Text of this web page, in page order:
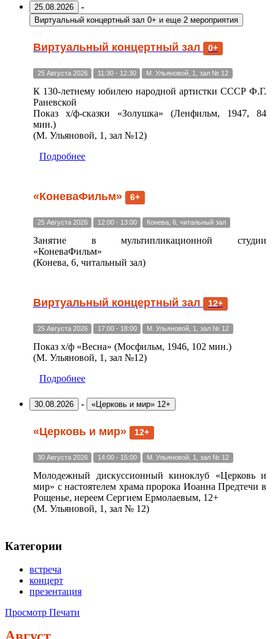
25.08.2026 -
Виртуальный концертный зал 0+ и еще 2 мероприятия
Виртуальный концертный зал 0+
25 Августа 2026 11:30 - 12:30 М. Ульяновой, 1, зал № 12
К 130-летнему юбилею народной артистки СССР Ф.Г.
Раневской
Показ х/ф-сказки «Золушка» (Ленфильм, 1947, 84
мин.)
(М. Ульяновой, 1, зал №12)
Подробнее
«КоневаФильм» 6+
25 Августа 2026 12:00 - 13:00 Конева, 6, читальный зал
Занятие в мультипликационной студии
«КоневаФильм»
(Конева, 6, читальный зал)
Виртуальный концертный зал 12+
25 Августа 2026 17:00 - 18:00 М. Ульяновой, 1, зал № 12
Показ х/ф «Весна» (Мосфильм, 1946, 102 мин.)
(М. Ульяновой, 1, зал №12)
Подробнее
30.08.2026 - «Церковь и мир» 12+
«Церковь и мир» 12+
30 Августа 2026 14:00 - 15:00 М. Ульяновой, 1, зал № 12
Молодежный дискуссионный киноклуб «Церковь и
мир» с настоятелем храма пророка Иоанна Предтечи в
Рощенье, иереем Сергием Ермолаевым, 12+
(М. Ульяновой, 1, зал № 12)
Категории
встреча
концерт
презентация
Просмотр Печати